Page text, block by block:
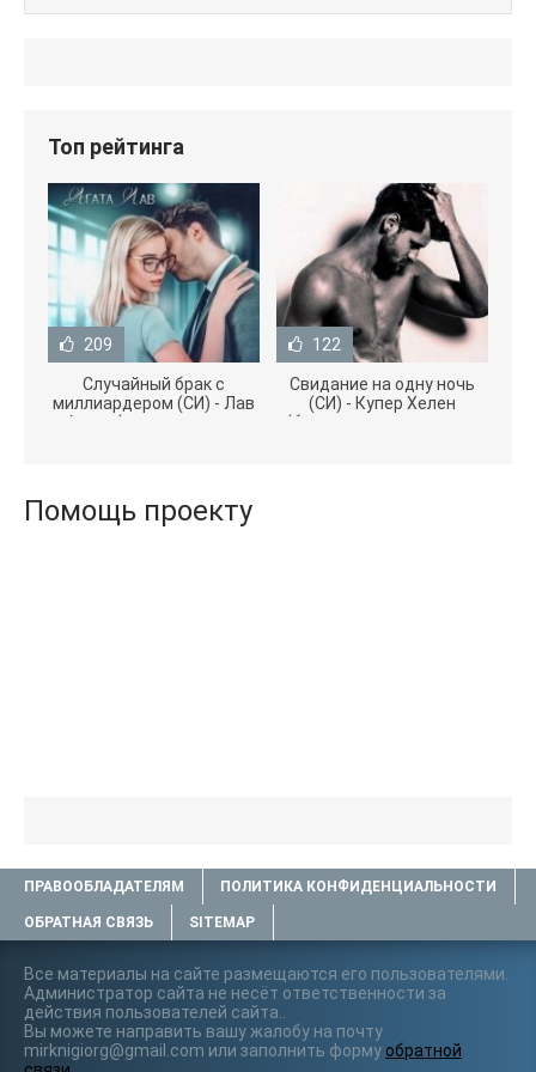
Топ рейтинга
209
Случайный брак с
миллиардером (СИ) - Лав
Агата (полная версия
122
Свидание на одну ночь
(СИ) - Купер Хелен
(бесплатные серии книг
Помощь проекту
ПРАВООБЛАДАТЕЛЯМ ПОЛИТИКА КОНФИДЕНЦИАЛЬНОСТИ
ОБРАТНАЯ СВЯЗЬ SITEMAP
Все материалы на сайте размещаются его пользователями.
Администратор сайта не несёт ответственности за
действия пользователей сайта..
Вы можете направить вашу жалобу на почту
mirknigiorg@gmail.com или заполнить форму обратной